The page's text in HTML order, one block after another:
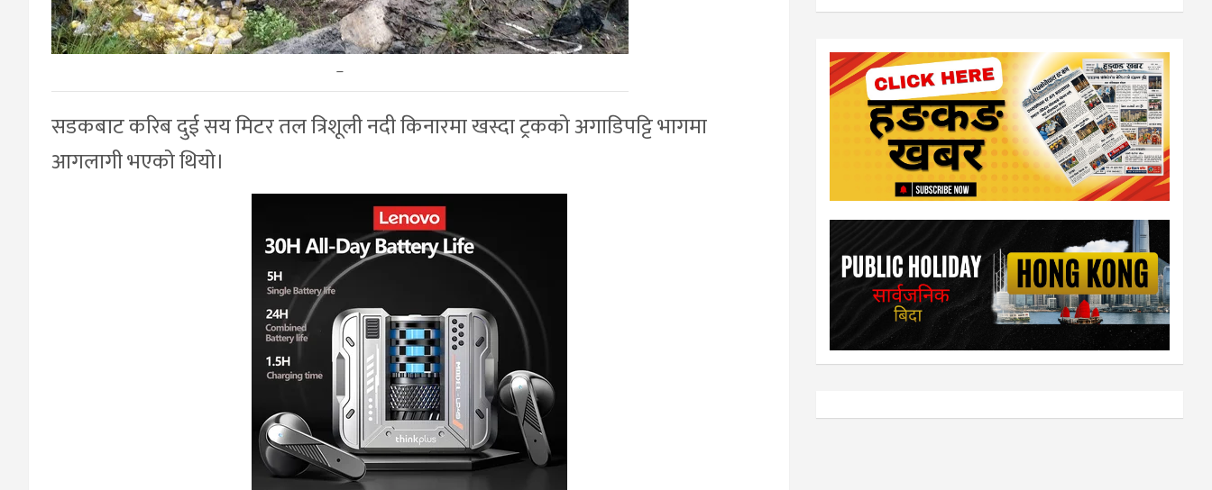
–
सडकबाट करिब दुई सय मिटर तल त्रिशूली नदी किनारमा खस्दा ट्रकको अगाडिपट्टि भागमा
आगलागी भएको थियो।